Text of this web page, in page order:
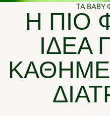
ΤΑ
Η ΠΙΟ
ΙΔΕΑ